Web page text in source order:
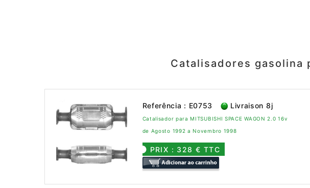
Catalisadores gasolina
Referência : E0753 Livraison 8j
Catalisador para MITSUBISHI SPACE WAGON 2.0 16v
de Agosto 1992 a Novembro 1998
PRIX : 328 € TTC